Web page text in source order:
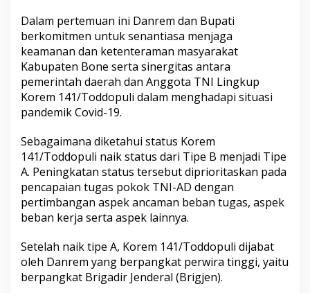
e
B
e
r
k
o
m
t
e
n
a
l
i
n
n
e
r
Dalam pertemuan ini Danrem dan Bupati
berkomitmen untuk senantiasa menjaga
keamanan dan ketenteraman masyarakat
Kabupaten Bone serta sinergitas antara
pemerintah daerah dan Anggota TNI Lingkup
Korem 141/Toddopuli dalam menghadapi situasi
pandemik Covid-19.
Sebagaimana diketahui status Korem
141/Toddopuli naik status dari Tipe B menjadi Tipe
A. Peningkatan status tersebut diprioritaskan pada
pencapaian tugas pokok TNI-AD dengan
pertimbangan aspek ancaman beban tugas, aspek
beban kerja serta aspek lainnya.
Setelah naik tipe A, Korem 141/Toddopuli dijabat
oleh Danrem yang berpangkat perwira tinggi, yaitu
berpangkat Brigadir Jenderal (Brigjen).